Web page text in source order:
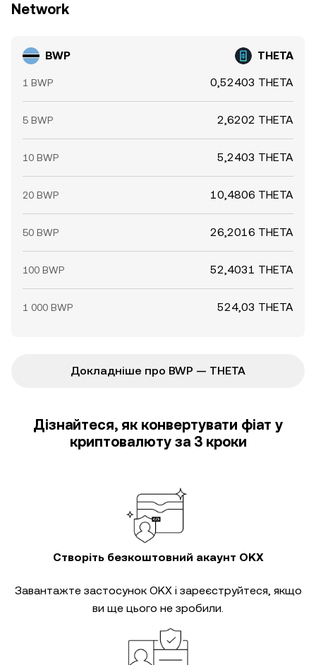
Network
BWP THETA
1 BWP 0,52403 THETA
5 BWP 2,6202 THETA
10 BWP 5,2403 THETA
20 BWP 10,4806 THETA
50 BWP 26,2016 THETA
100 BWP 52,4031 THETA
1 000 BWP 524,03 THETA
Докладніше про BWP — THETA
Дізнайтеся, як конвертувати фіат у
криптовалюту за 3 кроки
Створіть безкоштовний акаунт OKX
Завантажте застосунок OKX і зареєструйтеся, якщо
ви ще цього не зробили.